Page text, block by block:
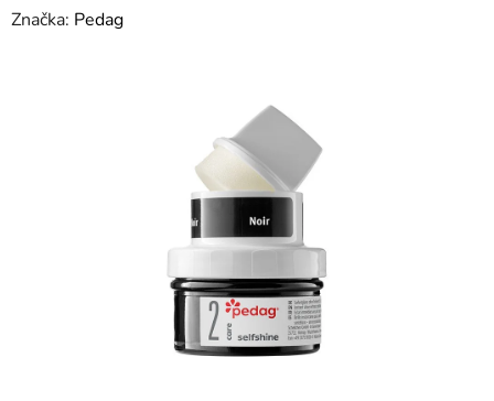
Značka: Pedag